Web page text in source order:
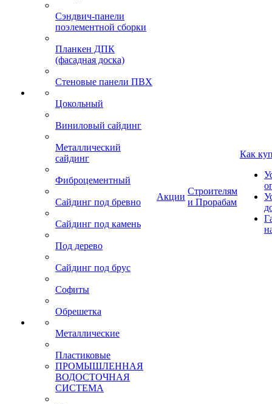
Сэндвич-панели
поэлементной сборки
Планкен ДПК
(фасадная доска)
Стеновые панели ПВХ
Цокольный
Виниловый сайдинг
Металлический
сайдинг
Фиброцементный
Сайдинг под бревно
Сайдинг под камень
Под дерево
Сайдинг под брус
Софиты
Обрешетка
Металлические
Пластиковые
ПРОМЫШЛЕННАЯ
ВОДОСТОЧНАЯ
СИСТЕМА
Акции
Строителям
и Прорабам
Как